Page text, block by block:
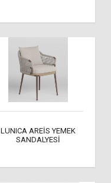
LUNICA AREİS YEMEK
SANDALYESİ